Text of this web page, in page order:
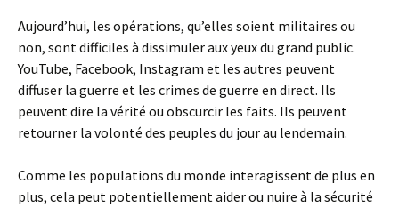
Aujourd’hui, les opérations, qu’elles soient militaires ou
non, sont difficiles à dissimuler aux yeux du grand public.
YouTube, Facebook, Instagram et les autres peuvent
diffuser la guerre et les crimes de guerre en direct. Ils
peuvent dire la vérité ou obscurcir les faits. Ils peuvent
retourner la volonté des peuples du jour au lendemain.
Comme les populations du monde interagissent de plus en
plus, cela peut potentiellement aider ou nuire à la sécurité